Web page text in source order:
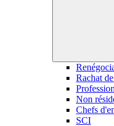
Rachat
Non
Chefs
SCI